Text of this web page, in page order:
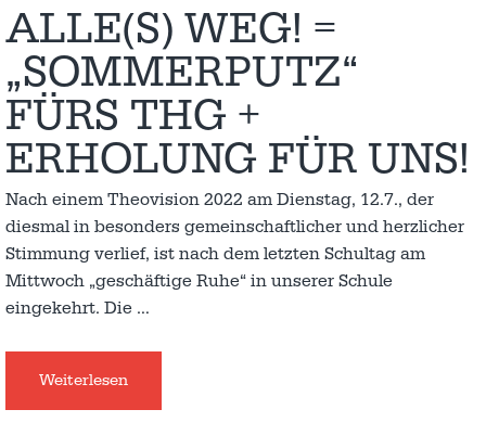
ALLE(S) WEG! =
„SOMMERPUTZ“
FÜRS THG +
ERHOLUNG FÜR UNS!
Nach einem Theovision 2022 am Dienstag, 12.7., der
diesmal in besonders gemeinschaftlicher und herzlicher
Stimmung verlief, ist nach dem letzten Schultag am
Mittwoch „geschäftige Ruhe“ in unserer Schule
eingekehrt. Die …
Weiterlesen